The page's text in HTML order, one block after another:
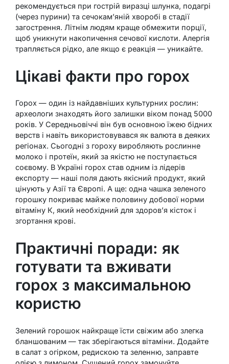
рекомендується при гострій виразці шлунка, подагрі
(через пурини) та сечокам’яній хворобі в стадії
загострення. Літнім людям краще обмежити порції,
щоб уникнути накопичення сечової кислоти. Алергія
трапляється рідко, але якщо є реакція — уникайте.
Цікаві факти про горох
Горох — один із найдавніших культурних рослин:
археологи знаходять його залишки віком понад 5000
років. У Середньовіччі він був основною їжею бідних
верств і навіть використовувався як валюта в деяких
регіонах. Сьогодні з гороху виробляють рослинне
молоко і протеїн, який за якістю не поступається
соєвому. В Україні горох став одним із лідерів
експорту — наші поля дають якісний продукт, який
цінують у Азії та Європі. А ще: одна чашка зеленого
горошку покриває майже половину добової норми
вітаміну К, який необхідний для здоров’я кісток і
згортання крові.
Практичні поради: як
готувати та вживати
горох з максимальною
користю
Зелений горошок найкраще їсти свіжим або злегка
бланшованим — так зберігаються вітаміни. Додайте
в салат з огірком, редискою та зеленню, заправте